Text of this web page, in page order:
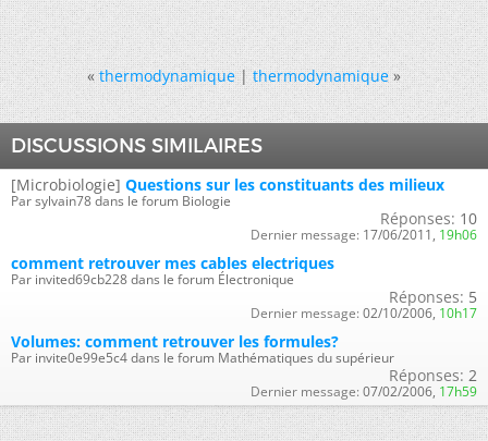
« thermodynamique|thermodynamique »
DISCUSSIONS SIMILAIRES
[Microbiologie] Questions sur les constituants des milieux
Par sylvain78 dans le forum Biologie
Réponses: 10
Dernier message: 17/06/2011, 19h06
comment retrouver mes cables electriques
Par invited69cb228 dans le forum Électronique
Réponses: 5
Dernier message: 02/10/2006, 10h17
Volumes: comment retrouver les formules?
Par invite0e99e5c4 dans le forum Mathématiques du supérieur
Réponses: 2
Dernier message: 07/02/2006, 17h59